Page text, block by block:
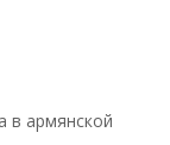
в армянской